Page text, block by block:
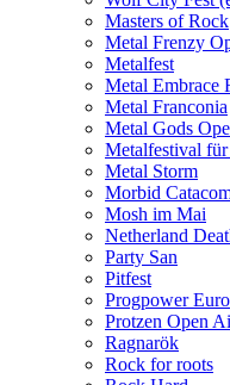
Masters of Rock
Metal Frenzy
Metalfest
Metal Embrace
Metal Franconia
Metal Gods
Metalfestival
Metal Storm
Morbid
Mosh im Mai
Netherland
Party San
Pitfest
Progpower
Protzen Open
Ragnarök
Rock for roots